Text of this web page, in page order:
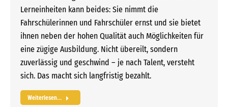
Lerneinheiten kann beides: Sie nimmt die
Fahrschülerinnen und Fahrschüler ernst und sie bietet
ihnen neben der hohen Qualität auch Möglichkeiten für
eine zügige Ausbildung. Nicht übereilt, sondern
zuverlässig und geschwind – je nach Talent, versteht
sich. Das macht sich langfristig bezahlt.
Weiterlesen...